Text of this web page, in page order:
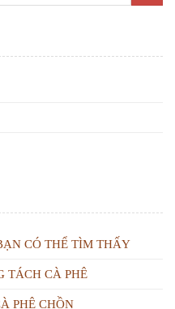
CÓ THỂ TÌM THẤY
TÁCH CÀ PHÊ
PHÊ CHỒN